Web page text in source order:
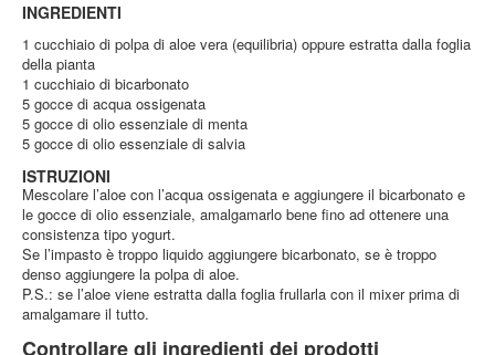
l
e
:
5
/
5
INGREDIENTI
1 cucchiaio di polpa di aloe vera (equilibria) oppure estratta dalla foglia
della pianta
1 cucchiaio di bicarbonato
5 gocce di acqua ossigenata
5 gocce di olio essenziale di menta
5 gocce di olio essenziale di salvia
ISTRUZIONI
Mescolare l’aloe con l’acqua ossigenata e aggiungere il bicarbonato e
le gocce di olio essenziale, amalgamarlo bene fino ad ottenere una
consistenza tipo yogurt.
Se l’impasto è troppo liquido aggiungere bicarbonato, se è troppo
denso aggiungere la polpa di aloe.
P.S.: se l’aloe viene estratta dalla foglia frullarla con il mixer prima di
amalgamare il tutto.
Controllare gli ingredienti dei prodotti